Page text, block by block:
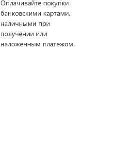
Оплачивайте покупки
банковскими картами,
наличными при
получении или
наложенным платежом.